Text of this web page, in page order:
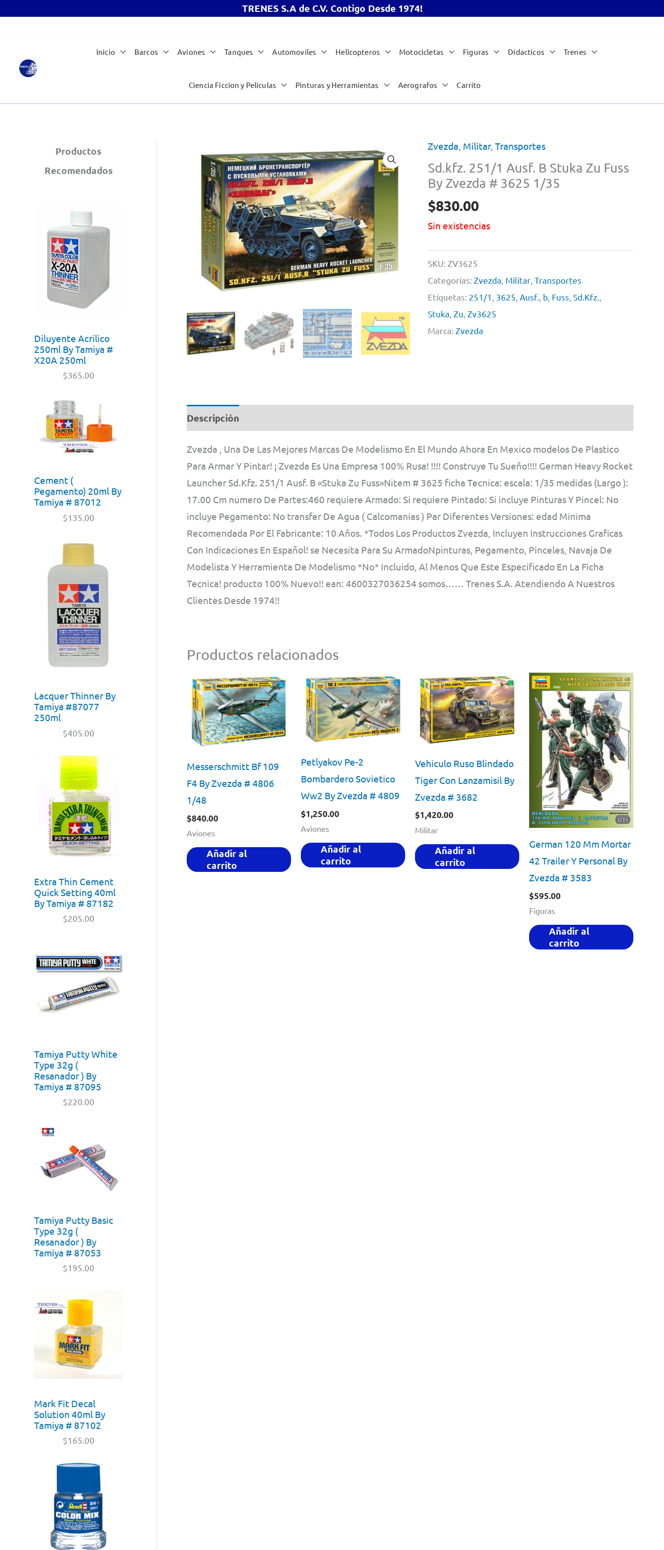
TRENES S.A de C.V. Contigo Desde 1974!
contenido
Inicio Barcos Aviones Tanques Automoviles Helicopteros Motocicletas Figuras Didacticos Trenes
Ciencia Ficcion y Peliculas Pinturas y Herramientas Aerografos Carrito
Productos
Recomendados
Diluyente Acrilico
250ml By Tamiya #
X20A 250ml
$365.00
Cement (
Pegamento) 20ml By
Tamiya # 87012
$135.00
Lacquer Thinner By
Tamiya #87077
250ml
$405.00
Extra Thin Cement
Quick Setting 40ml
By Tamiya # 87182
$205.00
Tamiya Putty White
Type 32g (
Resanador ) By
Tamiya # 87095
$220.00
Tamiya Putty Basic
Type 32g (
Resanador ) By
Tamiya # 87053
$195.00
Mark Fit Decal
Solution 40ml By
Tamiya # 87102
$165.00
Zvezda, Militar, Transportes
Sd.kfz. 251/1 Ausf. B Stuka Zu Fuss
By Zvezda # 3625 1/35
$830.00
Sin existencias
SKU: ZV3625
Categorías: Zvezda Militar, Transportes
Etiquetas: 251/1 3625 Ausf. b, Fuss Sd.Kfz.
Stuka Zu Zv3625
Marca: Zvezda
Descripción
Zvezda , Una De Las Mejores Marcas De Modelismo En El Mundo Ahora En Mexico modelos De Plastico
Para Armar Y Pintar! ¡ Zvezda Es Una Empresa 100% Rusa! !!!! Construye Tu Sueño!!!! German Heavy Rocket
Launcher Sd.Kfz. 251/1 Ausf. B «Stuka Zu Fuss»Nitem # 3625 ficha Tecnica: escala: 1/35 medidas (Largo ):
17.00 Cm numero De Partes:460 requiere Armado: Si requiere Pintado: Si incluye Pinturas Y Pincel: No
incluye Pegamento: No transfer De Agua ( Calcomanias ) Par Diferentes Versiones: edad Minima
Recomendada Por El Fabricante: 10 Años. *Todos Los Productos Zvezda, Incluyen Instrucciones Graficas
Con Indicaciones En Español! se Necesita Para Su ArmadoNpinturas, Pegamento, Pinceles, Navaja De
Modelista Y Herramienta De Modelismo *No* Incluido, Al Menos Que Este Especificado En La Ficha
Tecnica! producto 100% Nuevo!! ean: 4600327036254 somos…… Trenes S.A. Atendiendo A Nuestros
Clientes Desde 1974!!
Productos relacionados
Messerschmitt Bf 109
F4 By Zvezda # 4806
1/48
$840.00
Aviones
Añadir al
carrito
Petlyakov Pe-2
Bombardero Sovietico
Ww2 By Zvezda # 4809
$1,250.00
Aviones
Añadir al
carrito
Vehiculo Ruso Blindado
Tiger Con Lanzamisil By
Zvezda # 3682
$1,420.00
Militar
Añadir al
carrito
German 120 Mm Mortar
42 Trailer Y Personal By
Zvezda # 3583
$595.00
Figuras
Añadir al
carrito